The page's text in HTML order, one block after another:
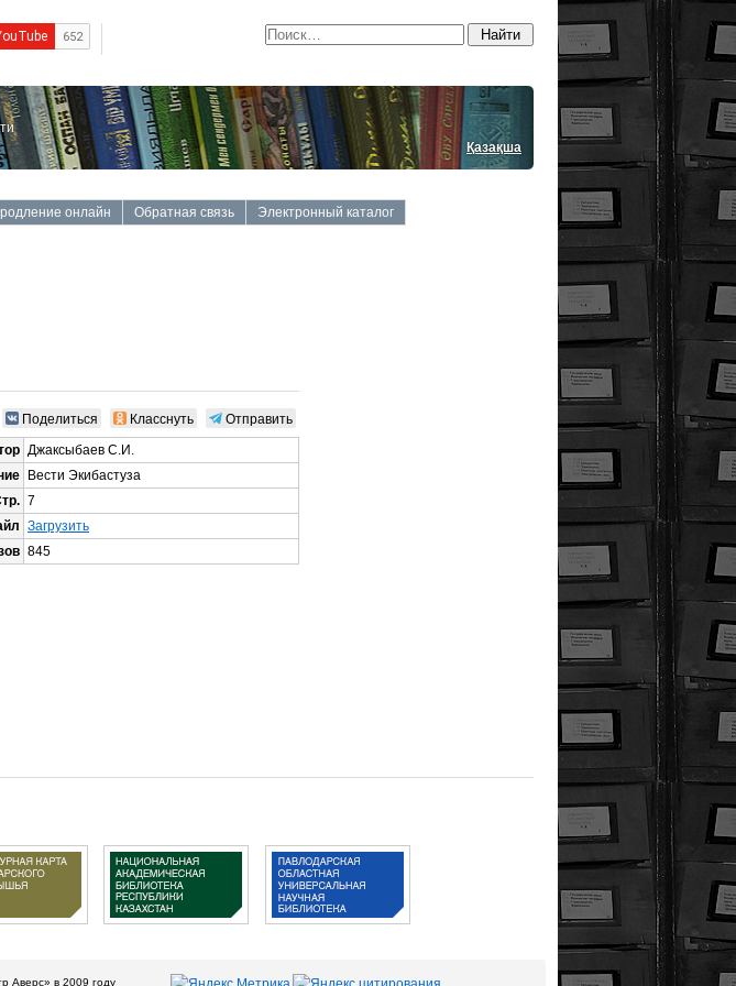
Қазақша
онлайн Обратная связь
Электронный каталог
Поделиться Класснуть Отправить
Джаксыбаев С.И.
Вести Экибастуза
7
Загрузить
845
Аверс» в 2009 году